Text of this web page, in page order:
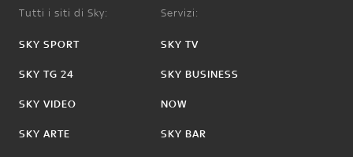
Tutti i siti di Sky:
SKY SPORT
SKY TG 24
SKY VIDEO
SKY ARTE
Servizi:
SKY TV
SKY BUSINESS
NOW
SKY BAR